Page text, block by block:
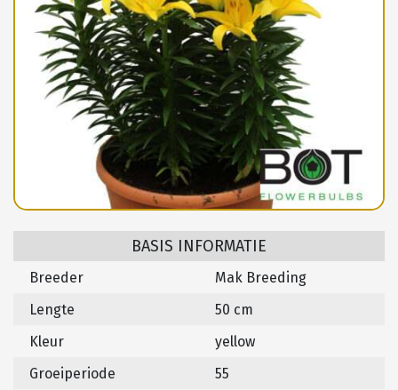
BASIS INFORMATIE
Breeder
Mak Breeding
Lengte
50 cm
Kleur
yellow
Groeiperiode
55